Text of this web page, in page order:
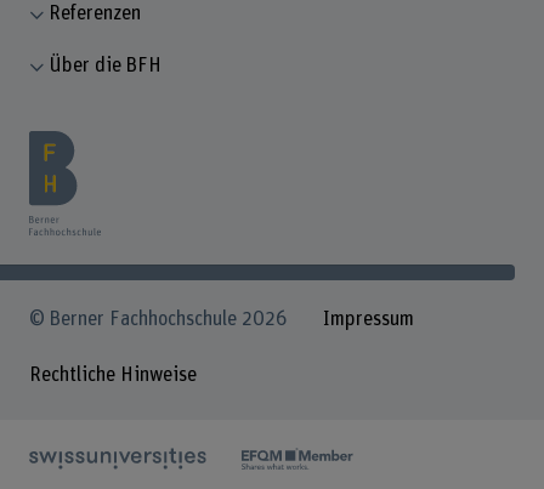
Referenzen
Über die BFH
© Berner Fachhochschule 2026 Impressum
Rechtliche Hinweise